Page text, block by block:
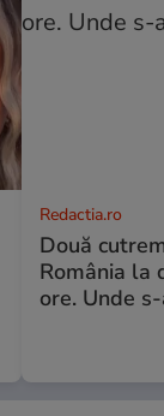
Redactia.ro
Două
România la
ore. Unde